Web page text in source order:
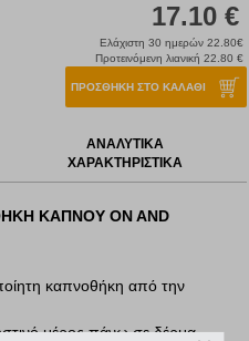
17.10 €
Ελάχιστη 30 ημερών 22.80€
Προτεινόμενη λιανική 22.80 €
ΠΡΟΣΘΗΚΗ ΣΤΟ ΚΑΛΑΘΙ
ΑΝΑΛΥΤΙΚΑ
ΧΑΡΑΚΤΗΡΙΣΤΙΚΑ
ΚΑΠΝΟΥ ON AND
καπνοθήκη από την
μέρος πάνω σε δέρμα,